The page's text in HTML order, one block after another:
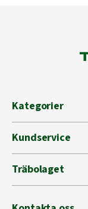
Kategorier
Kundservice
Träbolaget